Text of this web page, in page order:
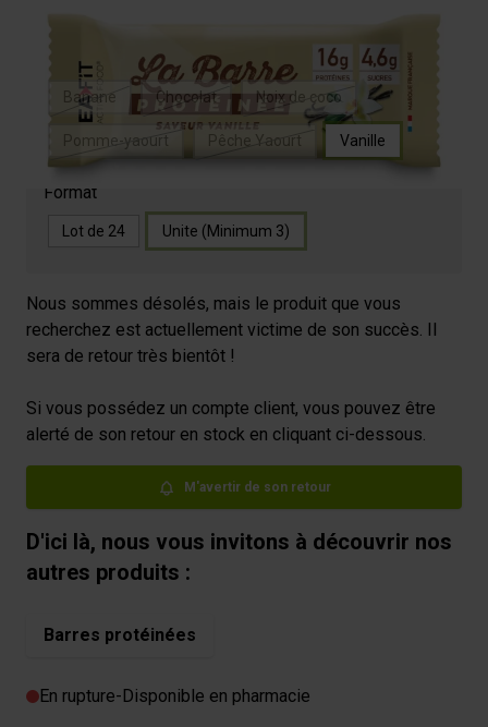
Saveur
Banane Chocolat Noix de coco
Pomme-yaourt Pêche Yaourt Vanille
Format
Lot de 24 Unite (Minimum 3)
Nous sommes désolés, mais le produit que vous
recherchez est actuellement victime de son succès. Il
sera de retour très bientôt !
Si vous possédez un compte client, vous pouvez être
alerté de son retour en stock en cliquant ci-dessous.
M'avertir de son retour
D'ici là, nous vous invitons à découvrir nos
autres produits :
Barres protéinées
En rupture-Disponible en pharmacie